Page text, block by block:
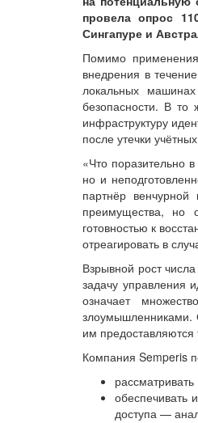
провела опрос
Сингапуре и
Помимо
внедрения в
локальных
безопасности. В то
инфраструктуру
после утечки
«Что поразительно
но и
партнёр
преимущества, но
готовностью к
отреагировать в
Взрывной рост
задачу управления
означает
злоумышленниками.
им предоставляются
Компания Semperis
обеспечивать
доступа —